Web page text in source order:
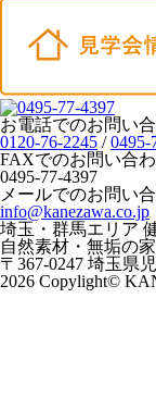
お電話でのお問い
0120-76-2245 /0495-
FAXでのお問い合
0495-77-4397
メールでのお問い
info@kanezawa.co.jp
埼玉・群馬エリア
自然素材・無垢の
〒367-0247 埼玉県
2026 Copylight©